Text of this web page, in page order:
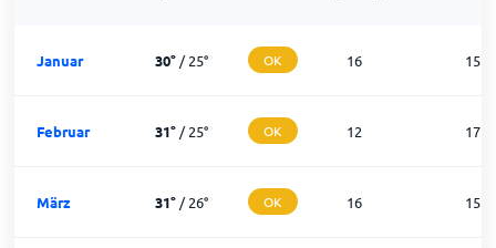
Januar 30°/25° OK 16 15
Februar 31°/25° OK 12 17
März 31°/26° OK 16 15